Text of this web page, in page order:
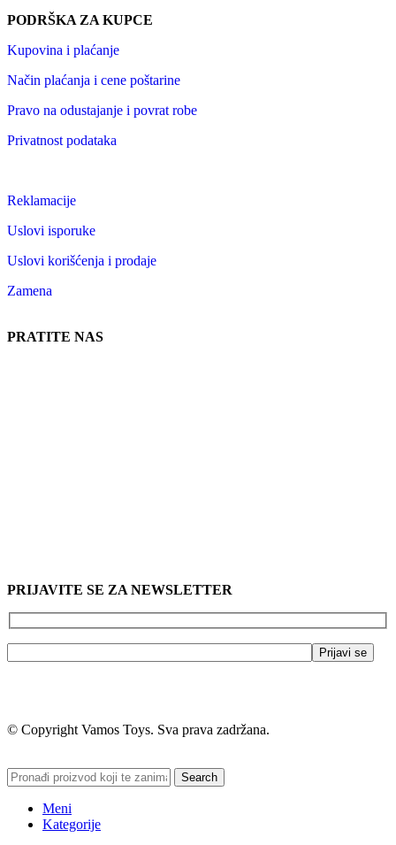
PODRŠKA ZA KUPCE
Kupovina i plaćanje
Način plaćanja i cene poštarine
Pravo na odustajanje i povrat robe
Privatnost podataka
Reklamacije
Uslovi isporuke
Uslovi korišćenja i prodaje
Zamena
PRATITE NAS
PRIJAVITE SE ZA NEWSLETTER
© Copyright Vamos Toys. Sva prava zadržana.
Search
Meni
Kategorije